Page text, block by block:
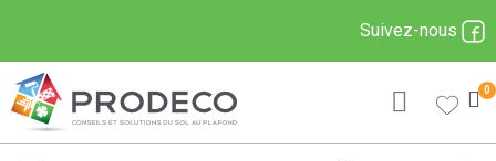
Suivez-nous